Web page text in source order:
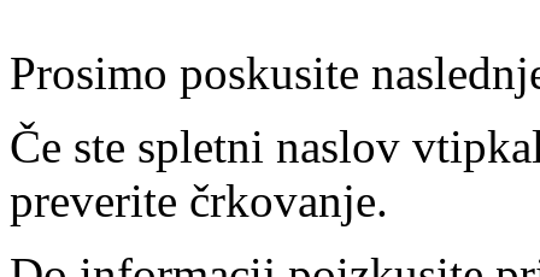
Prosimo poskusite
Če ste spletni naslov
preverite črkovanje.